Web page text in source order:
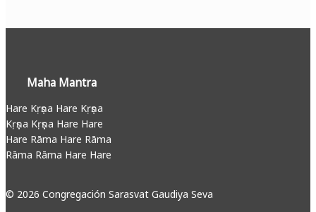
Maha Mantra
Hare Kṛṣṇa Hare Kṛṣṇa
Kṛṣṇa Kṛṣṇa Hare Hare
Hare Rāma Hare Rāma
Rāma Rāma Hare Hare
© 2026 Congregación Sarasvat Gaudiya Seva